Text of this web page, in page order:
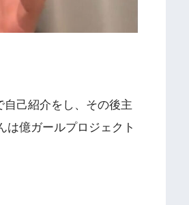
己紹介をし、その後主
は億ガールプロジェクト